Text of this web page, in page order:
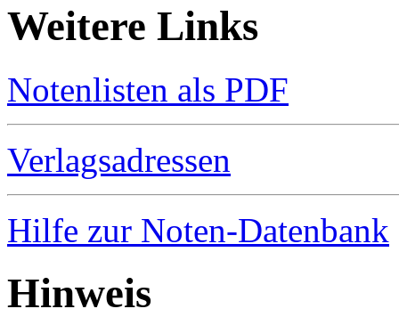
Weitere Links
Notenlisten als PDF
Verlagsadressen
Hilfe zur Noten-Datenbank
Hinweis